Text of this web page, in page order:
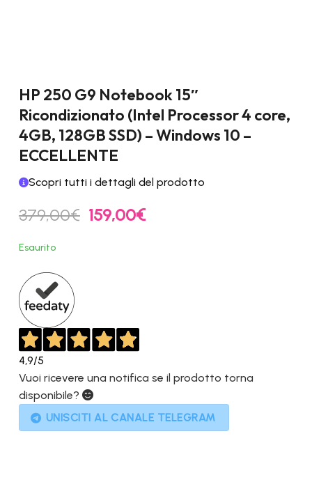
HP 250 G9 Notebook 15″
Ricondizionato (Intel Processor 4 core,
4GB, 128GB SSD) – Windows 10 –
ECCELLENTE
Scopri tutti i dettagli del prodotto
379,00€ Il
prezzo
159,00€Il
Esaurito
4,9/5
Vuoi ricevere una notifica se il prodotto torna
disponibile?
UNISCITI AL CANALE TELEGRAM